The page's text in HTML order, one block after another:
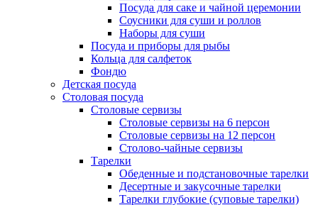
Посуда для саке и чайной церемонии
Соусники для суши и роллов
Наборы для суши
Посуда и приборы для рыбы
Кольца для салфеток
Фондю
Детская посуда
Столовая посуда
Столовые сервизы
Столовые сервизы на 6 персон
Столовые сервизы на 12 персон
Столово-чайные сервизы
Тарелки
Обеденные и подстановочные тарелки
Десертные и закусочные тарелки
Тарелки глубокие (суповые тарелки)